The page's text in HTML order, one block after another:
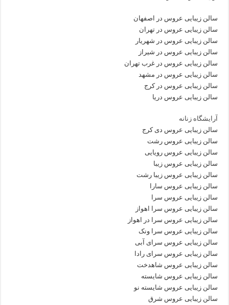
سالن زیبایی عروس در اصفهان
سالن زیبایی عروس در تهران
سالن زیبایی عروس در شهریار
سالن زیبایی عروس در شیراز
سالن زیبایی عروس در غرب تهران
سالن زیبایی عروس در مشهد
سالن زیبایی عروس در کرج
سالن زیبایی عروس دریا
آرایشگاه زنانه
سالن زیبایی عروس دی کرج
سالن زیبایی عروس رشت
سالن زیبایی عروس رویایی
سالن زیبایی عروس زیبا
سالن زیبایی عروس زیبا رشت
سالن زیبایی عروس سارا
سالن زیبایی عروس سرا
سالن زیبایی عروس سرا اهواز
سالن زیبایی عروس سرا در اهواز
سالن زیبایی عروس سرا ونک
سالن زیبایی عروس سرای آبی
سالن زیبایی عروس سرای رادا
سالن زیبایی عروس شاهدخت
سالن زیبایی عروس شایسته
سالن زیبایی عروس شایسته نو
سالن زیبایی عروس شرق